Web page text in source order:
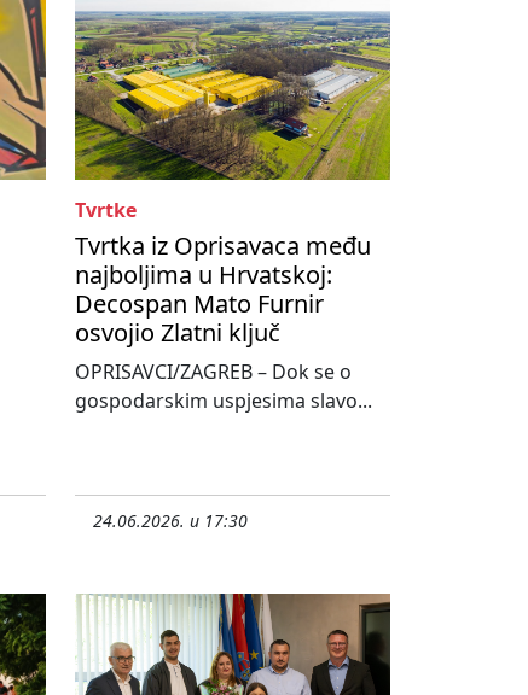
Tvrtke
Tvrtka iz Oprisavaca među
najboljima u Hrvatskoj:
Decospan Mato Furnir
osvojio Zlatni ključ
OPRISAVCI/ZAGREB – Dok se o
gospodarskim uspjesima slavo...
24.06.2026. u 17:30